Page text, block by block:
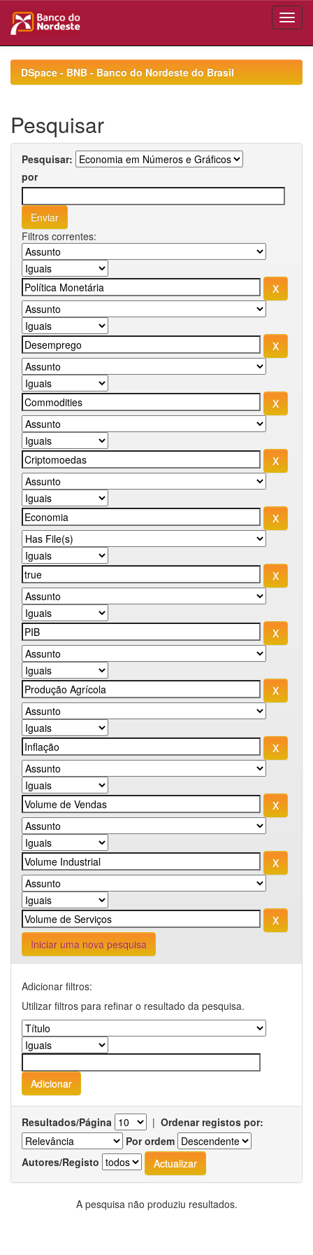
navigationDSpace - BNB - Banco do Nordeste do Brasil
Pesquisar
Pesquisar:
por
Filtros correntes:
Iniciar uma nova pesquisa
Adicionar filtros:
Utilizar filtros para refinar o resultado da pesquisa.
Resultados/Página | Ordenar registos por:
Por ordem
Autores/Registo
A pesquisa não produziu resultados.